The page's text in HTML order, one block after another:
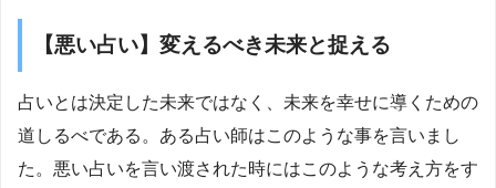
【悪い占い】変えるべき未来と捉える
占いとは決定した未来ではなく、未来を幸せに導くための
道しるべである。ある占い師はこのような事を言いまし
た。悪い占いを言い渡された時にはこのような考え方をす